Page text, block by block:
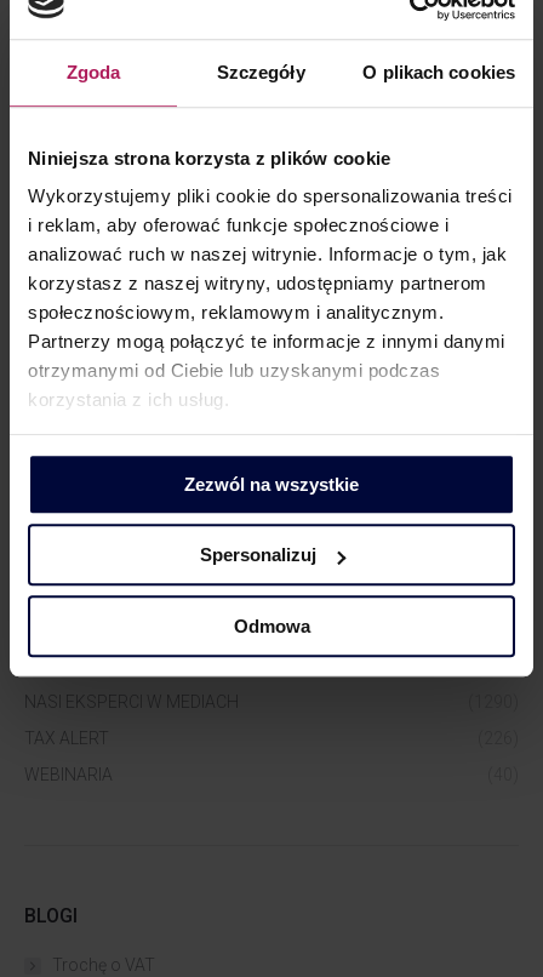
Zgoda Szczegóły O plikach cookies
Niniejsza strona korzysta z plików cookie
Wykorzystujemy pliki cookie do spersonalizowania treści
i reklam, aby oferować funkcje społecznościowe i
analizować ruch w naszej witrynie. Informacje o tym, jak
korzystasz z naszej witryny, udostępniamy partnerom
społecznościowym, reklamowym i analitycznym.
Partnerzy mogą połączyć te informacje z innymi danymi
otrzymanymi od Ciebie lub uzyskanymi podczas
korzystania z ich usług.
Zezwól na wszystkie
Spersonalizuj
Odmowa
KONTAKT DLA MEDIÓW
Dorota Chruściel-Dziekańska
Lider Obszaru Komunikacji
+48 500 127 570
NASI EKSPERCI W MEDIACH
TAX ALERT
WEBINARIA
BLOGI
Trochę o VAT